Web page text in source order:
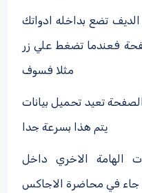
الديف تضع بداخله ادواتك
فعندما تضغط علي زر
مثلا فسوف
تعيد تحميل بيانات
يتم هذا بسرعة جدا
الهامة الاخري داخل
جاء في محاضرة الاجاكس